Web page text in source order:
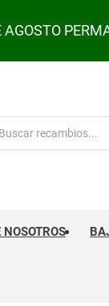
NOSOTROS